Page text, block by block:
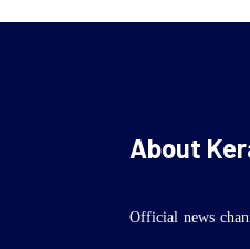
About
Official news